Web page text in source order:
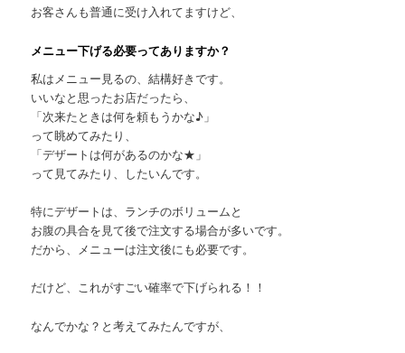
お客さんも普通に受け入れてますけど、
メニュー下げる必要ってありますか？
私はメニュー見るの、結構好きです。
いいなと思ったお店だったら、
「次来たときは何を頼もうかな♪」
って眺めてみたり、
「デザートは何があるのかな★」
って見てみたり、したいんです。
特にデザートは、ランチのボリュームと
お腹の具合を見て後で注文する場合が多いです。
だから、メニューは注文後にも必要です。
だけど、これがすごい確率で下げられる！！
なんでかな？と考えてみたんですが、